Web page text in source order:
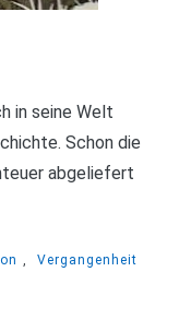
in seine Welt
Schon die
abgeliefert
,
Vergangenheit